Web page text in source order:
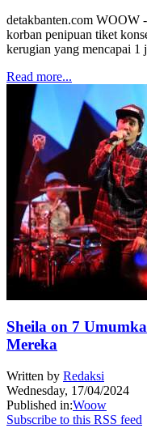
detakbanten.com WOOW
korban penipuan tiket
kerugian yang mencapai 1
Read more...
Sheila on 7
Mereka
Written by Redaksi
Wednesday, 17/04/2024
Published in:Woow
Subscribe to this RSS feed